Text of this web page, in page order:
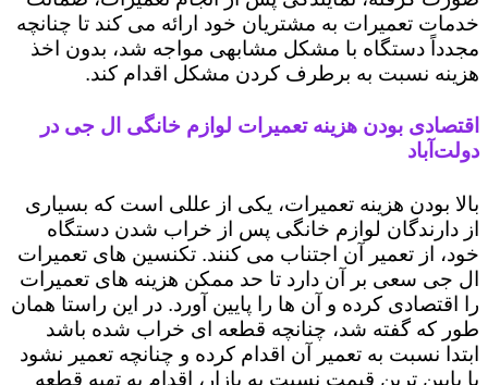
خدمات تعمیرات به مشتریان خود ارائه می کند تا چنانچه
مجدداً دستگاه با مشکل مشابهی مواجه شد، بدون اخذ
هزینه نسبت به برطرف کردن مشکل اقدام کند.
اقتصادی بودن هزینه تعمیرات لوازم خانگی ال جی در
دولت‌آباد
بالا بودن هزینه تعمیرات، یکی از عللی است که بسیاری
از دارندگان لوازم خانگی پس از خراب شدن دستگاه
خود، از تعمیر آن اجتناب می کنند. تکنسین های تعمیرات
ال جی سعی بر آن دارد تا حد ممکن هزینه های تعمیرات
را اقتصادی کرده و آن ها را پایین آورد. در این راستا همان
طور که گفته شد، چنانچه قطعه ای خراب شده باشد
ابتدا نسبت به تعمیر آن اقدام کرده و چنانچه تعمیر نشود
با پایین ترین قیمت نسبت به بازار، اقدام به تهیه قطعه